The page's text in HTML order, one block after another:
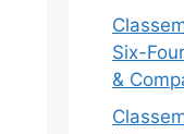
Six-
&